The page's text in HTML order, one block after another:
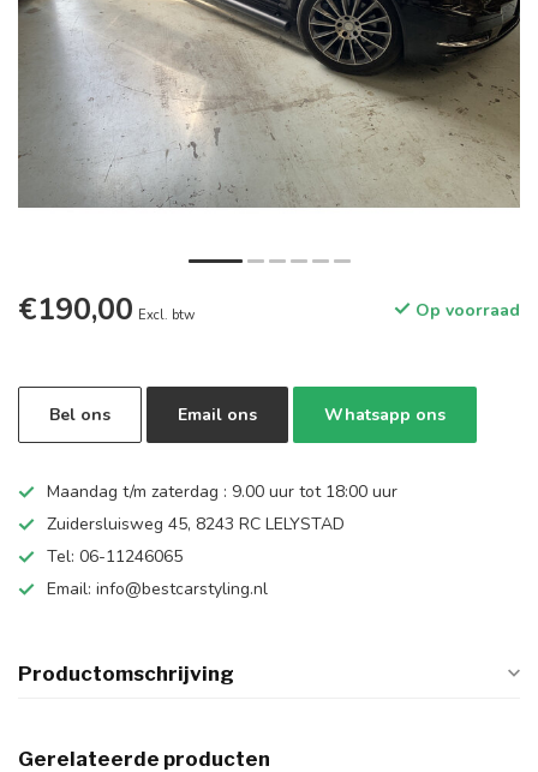
€190,00 Excl. btw Op voorraad
Bel ons Email ons Whatsapp ons
Maandag t/m zaterdag : 9.00 uur tot 18:00 uur
Zuidersluisweg 45, 8243 RC LELYSTAD
Tel: 06-11246065
Email: info@bestcarstyling.nl
Productomschrijving
Gerelateerde producten